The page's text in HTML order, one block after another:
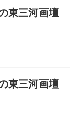
東三河画壇
東三河画壇